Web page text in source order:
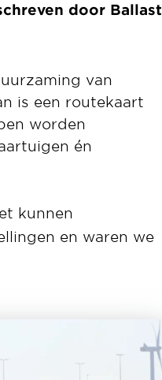
door Ballast
van
is een routekaart
worden
én
kunnen
en waren we